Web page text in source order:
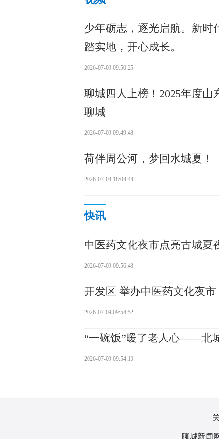
少年砺志，逐光启航。新时
踏实地，开心成长。
2026-07-09 09:50:25
聊城四人上榜！2025年度
聊城
2026-07-09 09:49:48
荷伴周公河，梦回水城夏！
2026-07-08 18:04:44
快讯
中医药文化夜市点亮古城夏
2026-07-09 09:56:43
开发区 举办中医药文化夜市
2026-07-09 09:54:52
“一碗饭”暖了老人心——北
2026-07-09 09:54:10
聊城新闻